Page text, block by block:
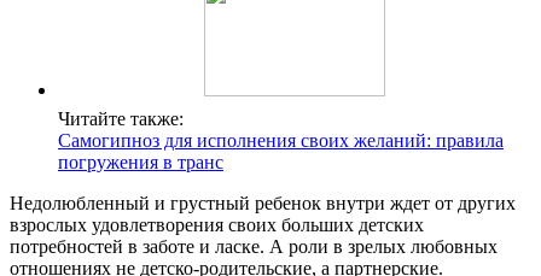
Читайте также:
Самогипноз для исполнения своих желаний: правила
погружения в транс
Недолюбленный и грустный ребенок внутри ждет от других
взрослых удовлетворения своих больших детских
потребностей в заботе и ласке. А роли в зрелых любовных
отношениях не детско-родительские, а партнерские.